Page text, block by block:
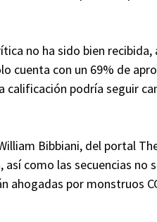
no ha sido bien recibida,
cuenta con un 69% de
calificación podría seguir
Bibbiani, del portal
como las secuencias no
ahogadas por monstruos